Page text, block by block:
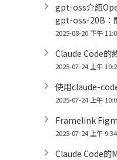
gpt-oss介紹
gpt-oss-20B：
2025-08-20 下午
Claude Code的
2025-07-24 上午
使用claude-
2025-07-24 上午
Framelink
2025-07-24 上午 9:34
Claude Code的